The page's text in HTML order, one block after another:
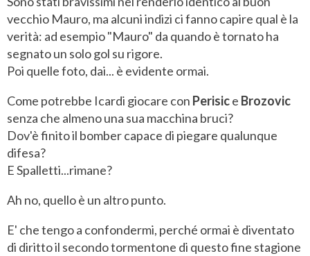
vecchio Mauro, ma alcuni indizi ci fanno capire qual è la
verità: ad esempio "Mauro" da quando è tornato ha
segnato un solo gol su rigore.
Poi quelle foto, dai... è evidente ormai.
Come potrebbe Icardi giocare con Perisice Brozovic
senza che almeno una sua macchina bruci?
Dov'è finito il bomber capace di piegare qualunque
difesa?
E Spalletti...rimane?
Ah no, quello è un altro punto.
E' che tengo a confondermi, perché ormai è diventato
di diritto il secondo tormentone di questo fine stagione